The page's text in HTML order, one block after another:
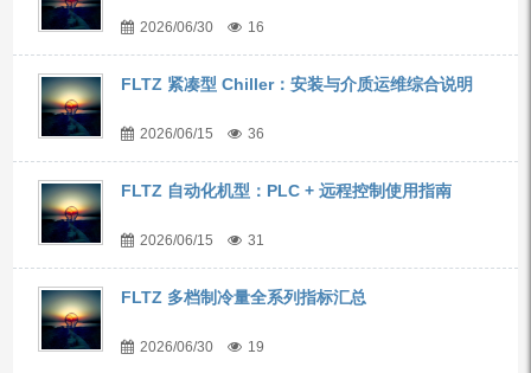
2026/06/30 16
FLTZ 紧凑型 Chiller：安装与介质运维综合说明
2026/06/15 36
FLTZ 自动化机型：PLC + 远程控制使用指南
2026/06/15 31
FLTZ 多档制冷量全系列指标汇总
2026/06/30 19